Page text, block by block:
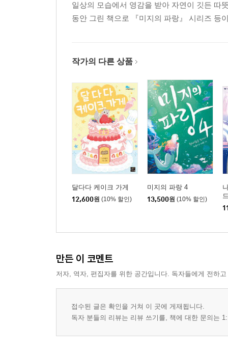
일상의 모습에서 영감을 받아 자연이 깃든 따
동안 그린 책으로 『미지의 파랑』 시리즈 등
작가의 다른 상품
달다다 케이크 가게
12,600원 (10% 할인)
미지의 파랑 4
13,500원 (10% 할인)
만든 이 코멘트
저자, 역자, 편집자를 위한 공간입니다. 독자들에게 전하
접수된 글은 확인을 거쳐 이 곳에 게재됩니다.
독자 분들의 리뷰는 리뷰 쓰기를, 책에 대한 문의는